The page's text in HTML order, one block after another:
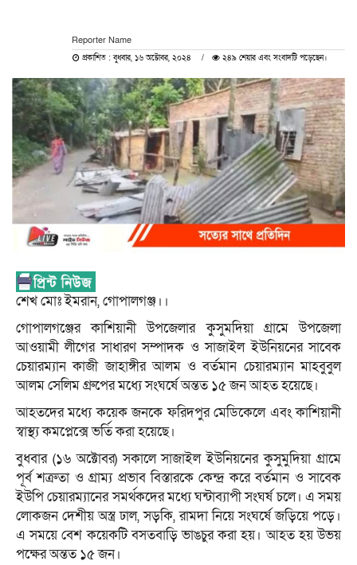
Reporter Name
প্রকাশিত : বুধবার, ১৬ অক্টোবর, ২০২৪ ২৪৯ শেয়ার এবং সংবাদটি পড়েছেন।
শেখ মোঃ ইমরান, গোপালগঞ্জ।।
গোপালগঞ্জের কাশিয়ানী উপজেলার কুসুমদিয়া গ্রামে উপজেলা
আওয়ামী লীগের সাধারণ সম্পাদক ও সাজাইল ইউনিয়নের সাবেক
চেয়ারম্যান কাজী জাহাঙ্গীর আলম ও বর্তমান চেয়ারম্যান মাহবুবুল
আলম সেলিম গ্রুপের মধ্যে সংঘর্ষে অন্তত ১৫ জন আহত হয়েছে।
আহতদের মধ্যে কয়েক জনকে ফরিদপুর মেডিকেলে এবং কাশিয়ানী
স্বাস্থ্য কমপ্লেক্সে ভর্তি করা হয়েছে।
বুধবার (১৬ অক্টোবর) সকালে সাজাইল ইউনিয়নের কুসুমুদিয়া গ্রামে
পূর্ব শত্রুতা ও গ্রাম্য প্রভাব বিস্তারকে কেন্দ্র করে বর্তমান ও সাবেক
ইউপি চেয়ারম্যানের সমর্থকদের মধ্যে ঘন্টাব্যাপী সংঘর্ষ চলে। এ সময়
লোকজন দেশীয় অস্ত্র ঢাল, সড়কি, রামদা নিয়ে সংঘর্ষে জড়িয়ে পড়ে।
এ সময়ে বেশ কয়েকটি বসতবাড়ি ভাঙচুর করা হয়। আহত হয় উভয়
পক্ষের অন্তত ১৫ জন।